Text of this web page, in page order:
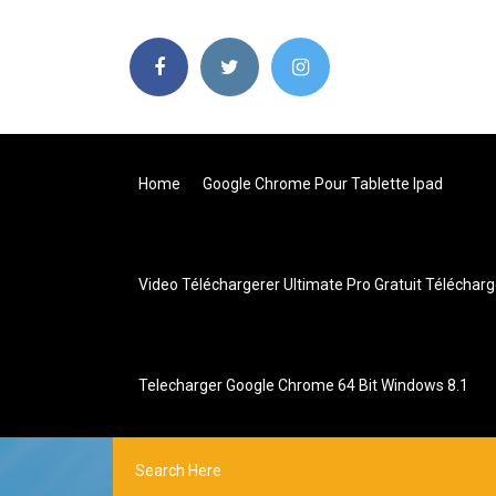
Home Google Chrome Pour Tablette Ipad
Video Téléchargerer Ultimate Pro Gratuit
Telecharger Google Chrome 64 Bit Windows 8.1